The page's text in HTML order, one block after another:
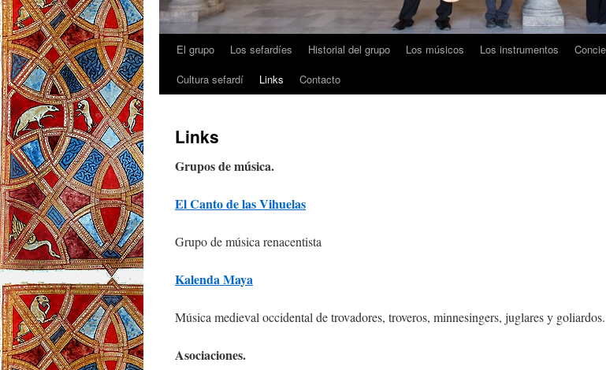
El grupo Los sefardíes Historial del grupo Los músicos Los instrumentos
Cultura sefardí
Links Contacto
Links
Grupos de música.
El Canto de las Vihuelas
Grupo de música renacentista
Kalenda Maya
Música medieval occidental de trovadores, troveros, minnesingers, juglares y goliardos.
Asociaciones.